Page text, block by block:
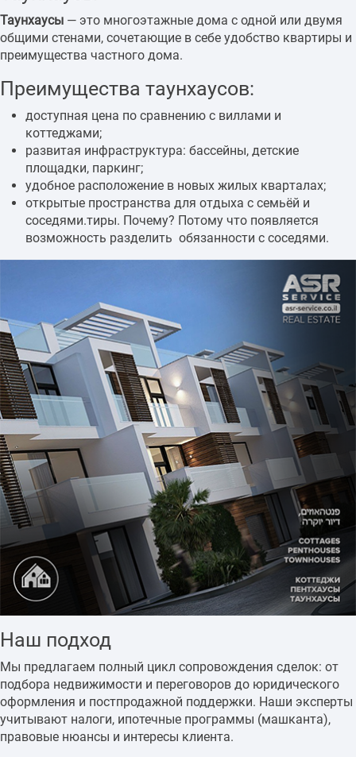
Таунхаусы — это многоэтажные дома с одной или двумя
общими стенами, сочетающие в себе удобство квартиры и
преимущества частного дома.
Преимущества таунхаусов:
доступная цена по сравнению с виллами и
коттеджами;
развитая инфраструктура: бассейны, детские
площадки, паркинг;
удобное расположение в новых жилых кварталах;
открытые пространства для отдыха с семьёй и
соседями.тиры. Почему? Потому что появляется
возможность разделить обязанности с соседями.
Наш подход
Мы предлагаем полный цикл сопровождения сделок: от
подбора недвижимости и переговоров до юридического
оформления и постпродажной поддержки. Наши эксперты
учитывают налоги, ипотечные программы (машканта),
правовые нюансы и интересы клиента.